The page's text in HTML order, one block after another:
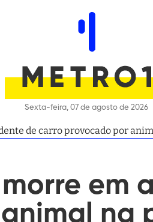
Sexta-feira, 07 de agosto de 2026
de carro provocado por
em
na